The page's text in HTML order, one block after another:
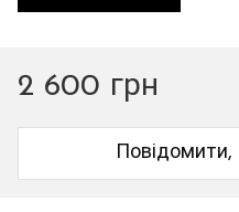
2 600 грн
Повідомити,